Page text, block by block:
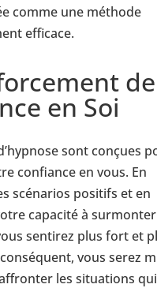
comme une méthode
efficace.
en Soi
sont conçues
confiance en vous. En
scénarios positifs et en
capacité à
sentirez plus fort et
vous serez
les situations